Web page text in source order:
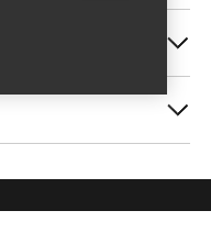
Help